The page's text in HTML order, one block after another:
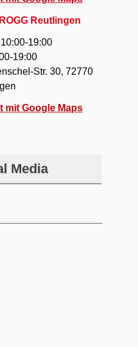
Reutlingen
10:00-19:00
19:00
Str. 30, 72770
mit Google Maps
Media